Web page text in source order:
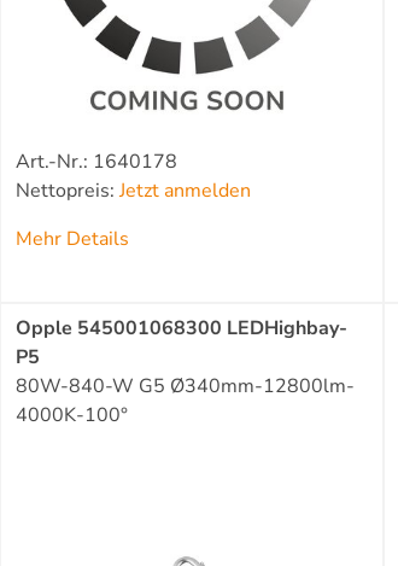
Art.-Nr.: 1640178
Nettopreis:Jetzt anmelden
Mehr Details
Opple 545001068300 LEDHighbay-
P5
80W-840-W G5 Ø340mm-12800lm-
4000K-100°